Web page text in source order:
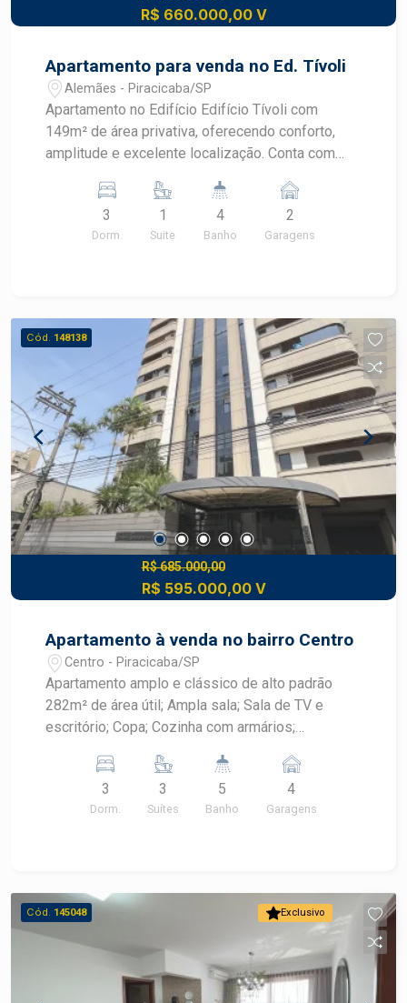
R$ 660.000,00 V
Apartamento para venda no Ed. Tívoli
Alemães - Piracicaba/SP
Apartamento no Edifício Edifício Tívoli com
149m² de área privativa, oferecendo conforto,
amplitude e excelente localização. Conta com
lavabo 3 dormitórios ? sendo 1 suíte master e 2
dormitórios com armários planejados cozinha
planejada área de serviço completa com quarto e
valorizadas da cidade. Aceita financiamento e
uso de FGTS. Localizado próximo à Avenida
Carlos Botelho, com fácil acesso a comércios,
serviços, escolas e conveniência
3
Dorm.
1
Suite
4
Banho
2
Garagens
Cód. 148138
R$ 685.000,00
R$ 595.000,00 V
Apartamento à venda no bairro Centro
Centro - Piracicaba/SP
Apartamento amplo e clássico de alto padrão
282m² de área útil; Ampla sala; Sala de TV e
escritório; Copa; Cozinha com armários;
completas; 4 vagas de garagem. Agende sua
3
Dorm.
3
Suítes
5
Banho
4
Garagens
Exclusivo
Cód. 145048